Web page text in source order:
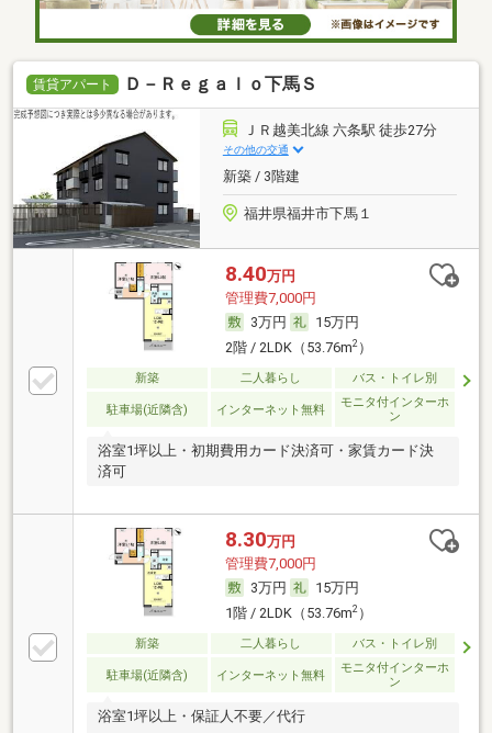
賃貸アパート Ｄ－Ｒｅｇａｌｏ下馬Ｓ
ＪＲ越美北線 六条駅 徒歩27分
その他の交通
新築 / 3階建
福井県福井市下馬１
8.40万円
管理費7,000円
3万円
15万円
2階 / 2LDK（53.76m2）
新築 二人暮らし バス・トイレ別
駐車場(近隣含) インターネット無料
モニタ付インターホ
ン
浴室1坪以上・初期費用カード決済可・家賃カード決
済可
8.30万円
管理費7,000円
3万円
15万円
1階 / 2LDK（53.76m2）
新築 二人暮らし バス・トイレ別
駐車場(近隣含) インターネット無料
モニタ付インターホ
ン
浴室1坪以上・保証人不要／代行